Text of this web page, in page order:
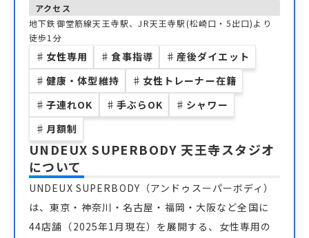
アクセス
地下鉄御堂筋線天王寺駅、JR天王寺駅(松崎口・5出口)より
徒歩1分
♯ 女性専用 ♯ 食事指導 ♯ 産後ダイエット
♯ 健康・体型維持 ♯ 女性トレーナー在籍
♯ 子連れOK ♯ 手ぶらOK ♯ シャワー
♯ 月額制
UNDEUX SUPERBODY 天王寺スタジオ
について
UNDEUX SUPERBODY（アンドゥスーパーボディ）
は、東京・神奈川・名古屋・福岡・大阪など全国に
44店舗（2025年1月現在）を展開する、女性専用の